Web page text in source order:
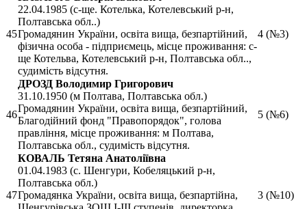
45
22.04.1985 (с-ще. Котелька, Котелевський р-н,
Полтавська обл..)
Громадянин України, освіта вища, безпартійний,
фізична особа - підприємець, місце проживання: с-
ще Котельва, Котелевський р-н, Полтавська обл..,
судимість відсутня.
4 (№3)
46
ДРОЗД Володимир Григорович
31.10.1950 (м Полтава, Полтавська обл.)
Громадянин України, освіта вища, безпартійний,
Благодійний фонд "Правопорядок", голова
правління, місце проживання: м Полтава,
Полтавська обл., судимість відсутня.
5 (№6)
47
КОВАЛЬ Тетяна Анатоліївна
01.04.1983 (с. Шенгури, Кобеляцький р-н,
Полтавська обл.)
Громадянка України, освіта вища, безпартійна,
3 (№10)